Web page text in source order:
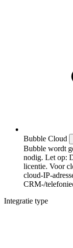
Bubble Cloud
Bubble wordt
nodig. Let op:
licentie. Voor
cloud-IP-
CRM-/
Integratie type